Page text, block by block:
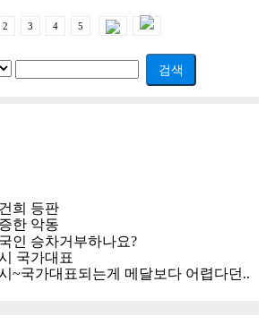
2 3 4 5
검색
희 등판
한 악동
인 승차거부하나요?
국가대표
~국가대표되는게 메달보다 어렵다던..